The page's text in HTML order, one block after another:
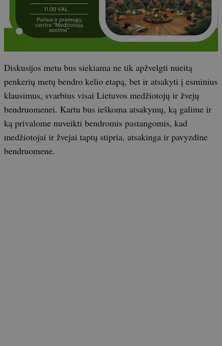
Diskusijos metu bus siekiama ne tik apžvelgti nueitą
penkerių metų bendro kelio etapą, bet ir atsakyti į esminius
klausimus, svarbius visai Lietuvos medžiotojų ir žvejų
bendruomenei. Kartu bus ieškoma atsakymų, ką galime ir
ką privalome nuveikti bendromis pastangomis, kad
medžiotojai ir žvejai taptų stipria, atsakinga ir pavyzdine
bendruomene.